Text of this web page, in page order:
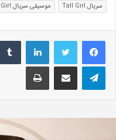
سریال Tall Girl
موسیقی سریال Tall Girl
لینکداین
تلگرام اشتراک گذاری با ایمیل چاپ